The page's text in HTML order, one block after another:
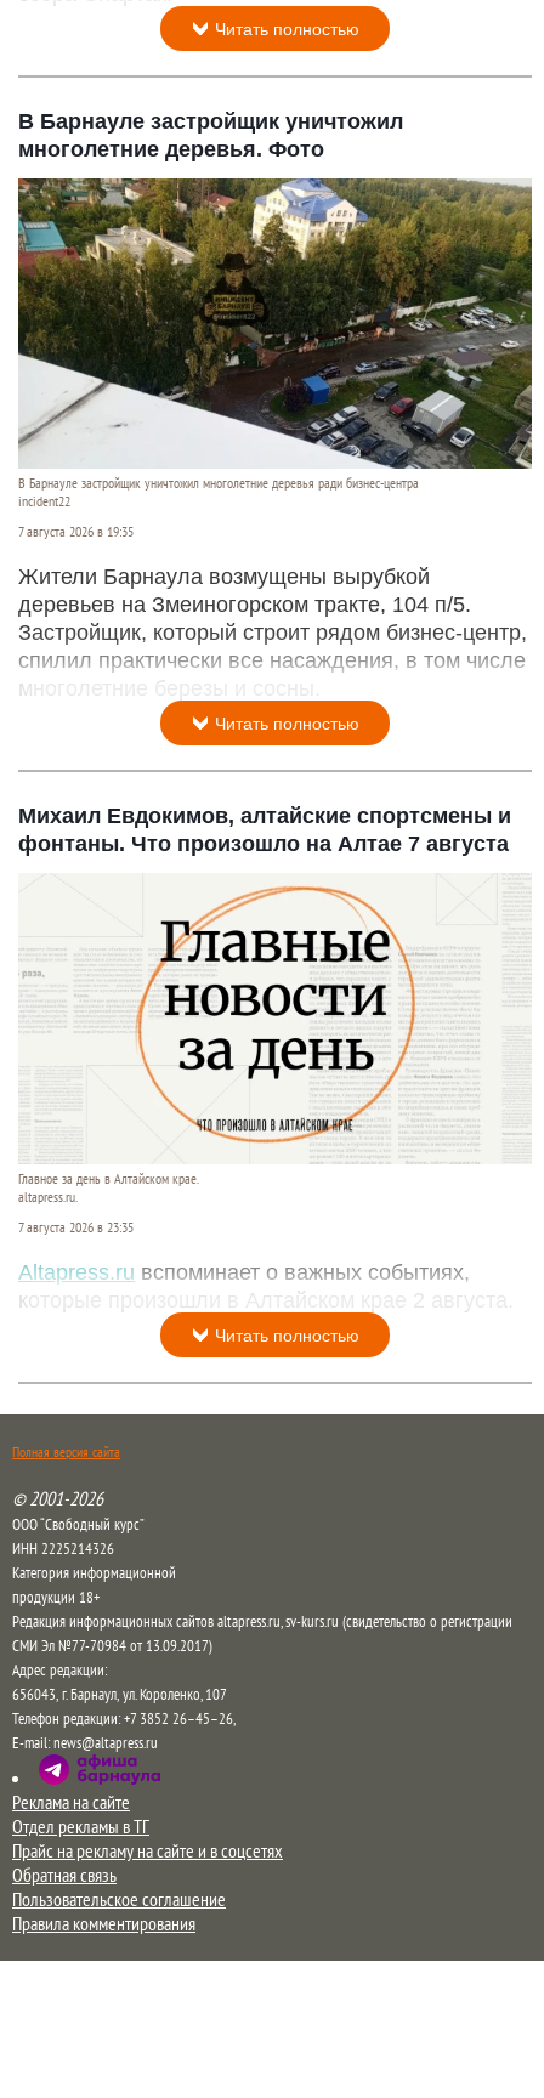
Читать полностью
В Барнауле застройщик уничтожил
многолетние деревья. Фото
В Барнауле застройщик уничтожил многолетние деревья ради бизнес-центра
incident22
7 августа 2026 в 19:35
Жители Барнаула возмущены вырубкой
деревьев на Змеиногорском тракте, 104 п/5.
Застройщик, который строит рядом бизнес-центр,
спилил практически все насаждения, в том числе
многолетние березы и сосны.
Читать полностью
Михаил Евдокимов, алтайские спортсмены и
фонтаны. Что произошло на Алтае 7 августа
Главное за день в Алтайском крае.
altapress.ru.
7 августа 2026 в 23:35
Altapress.ru вспоминает о важных событиях,
которые произошли в Алтайском крае 2 августа.
Читать полностью
Полная версия сайта
© 2001-2026
ООО “Свободный курс”
ИНН 2225214326
Категория информационной
продукции 18+
Редакция информационных сайтов altapress.ru, sv-kurs.ru (свидетельство о регистрации
СМИ Эл №77-70984 от 13.09.2017)
Адрес редакции:
656043,г. Барнаул,ул. Короленко, 107
Телефон редакции:+7 3852 26–45–26,
E-mail:news@altapress.ru
Реклама на сайте
Отдел рекламы в ТГ
Прайс на рекламу на сайте и в соцсетях
Обратная связь
Пользовательское соглашение
Правила комментирования